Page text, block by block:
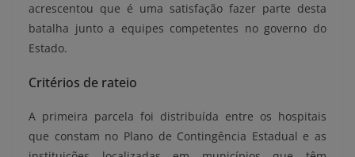
acrescentou que é uma satisfação fazer parte desta
batalha junto a equipes competentes no governo do
Estado.
Critérios de rateio
A primeira parcela foi distribuída entre os hospitais
que constam no Plano de Contingência Estadual e as